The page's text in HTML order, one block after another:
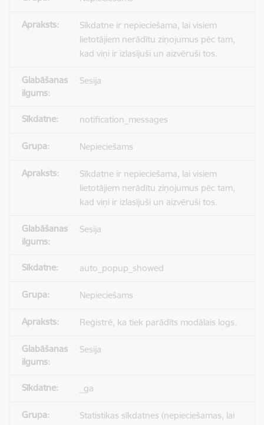
Sīkdatne ir nepieciešama, lai visiem
lietotājiem nerādītu ziņojumus pēc tam,
kad viņi ir izlasījuši un aizvēruši tos.
Sesija
notification_messages
Nepieciešams
Sīkdatne ir nepieciešama, lai visiem
lietotājiem nerādītu ziņojumus pēc tam,
kad viņi ir izlasījuši un aizvēruši tos.
Sesija
auto_popup_showed
Nepieciešams
Reģistrē, ka tiek parādīts modālais logs.
Sesija
_ga
Statistikas sīkdatnes (nepieciešamas, lai